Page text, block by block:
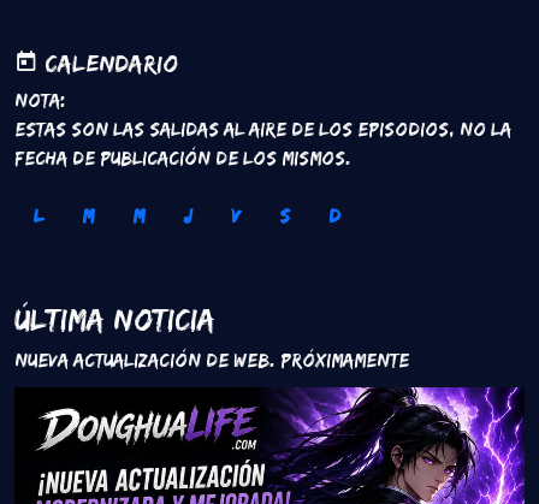
Calendario
Nota:
Estas son las salidas al aire de los episodios, no la
fecha de publicación de los mismos.
L M M J V S D
Última Noticia
Nueva Actualización de Web. Próximamente